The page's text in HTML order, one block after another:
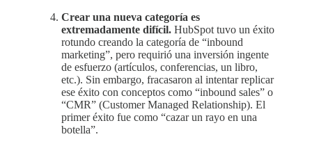
Crear una nueva categoría es
extremadamente difícil. HubSpot tuvo un éxito
rotundo creando la categoría de “inbound
marketing”, pero requirió una inversión ingente
de esfuerzo (artículos, conferencias, un libro,
etc.). Sin embargo, fracasaron al intentar replicar
ese éxito con conceptos como “inbound sales” o
“CMR” (Customer Managed Relationship). El
primer éxito fue como “cazar un rayo en una
botella”.